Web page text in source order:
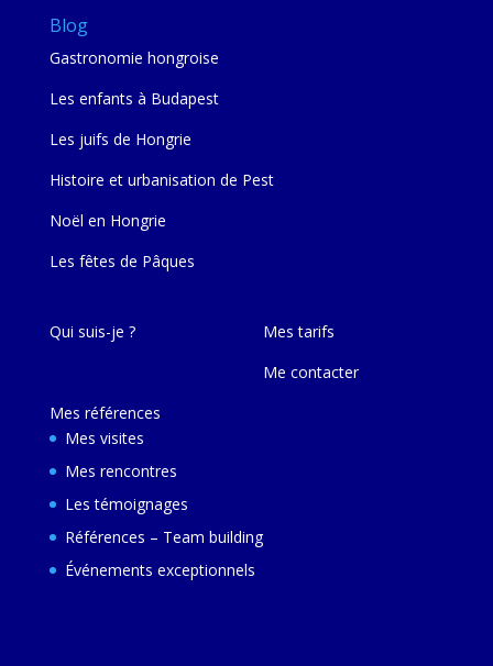
Blog
Gastronomie hongroise
Les enfants à Budapest
Les juifs de Hongrie
Histoire et urbanisation de Pest
Noël en Hongrie
Les fêtes de Pâques
Qui suis-je ?
Mes références
Mes visites
Mes rencontres
Les témoignages
Références – Team building
Événements exceptionnels
Mes tarifs
Me contacter